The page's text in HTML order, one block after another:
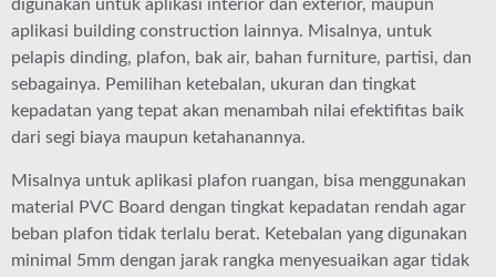
digunakan untuk aplikasi interior dan exterior, maupun
aplikasi building construction lainnya. Misalnya, untuk
pelapis dinding, plafon, bak air, bahan furniture, partisi, dan
sebagainya. Pemilihan ketebalan, ukuran dan tingkat
kepadatan yang tepat akan menambah nilai efektifitas baik
dari segi biaya maupun ketahanannya.
Misalnya untuk aplikasi plafon ruangan, bisa menggunakan
material PVC Board dengan tingkat kepadatan rendah agar
beban plafon tidak terlalu berat. Ketebalan yang digunakan
minimal 5mm dengan jarak rangka menyesuaikan agar tidak